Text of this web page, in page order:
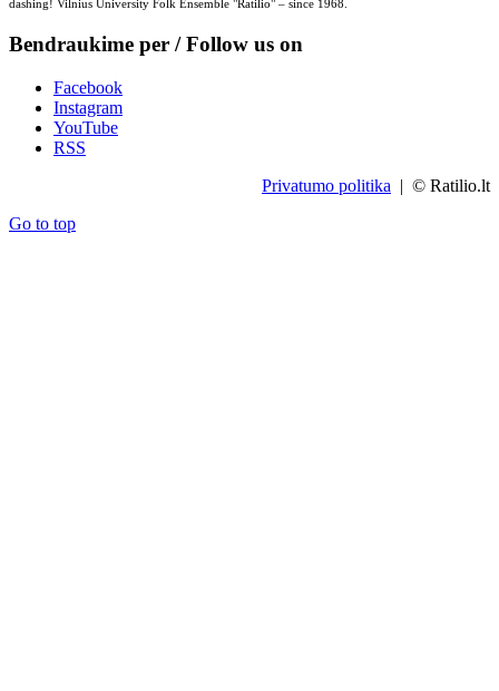
dashing! Vilnius University Folk Ensemble "Ratilio" – since 1968.
Bendraukime per / Follow us on
Facebook
Instagram
YouTube
RSS
Privatumo politika | © Ratilio.lt
Go to top